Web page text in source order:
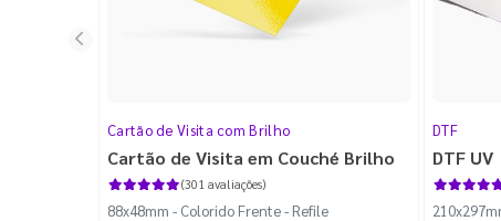
Cartão de Visita com Brilho
Cartão de Visita em Couché Brilho
(301 avaliações)
88x48mm - Colorido Frente - Refile
DTF
DTF UV